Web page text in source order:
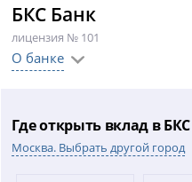
БКС Банк
лицензия № 101
О банке
Где открыть вклад в
Москва. Выбрать другой город